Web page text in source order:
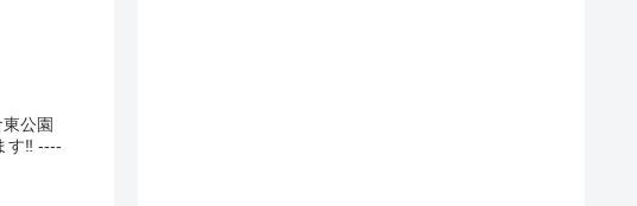
公園
す‼️ ----